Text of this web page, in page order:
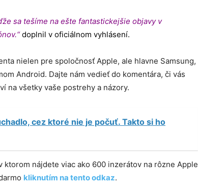
sa tešíme na ešte fantastickejšie objavy v
doplnil v oficiálnom vyhlásení.
nielen pre spoločnosť Apple, ale hlavne Samsung,
Android. Dajte nám vedieť do komentára, či vás
na všetky vaše postrehy a názory.
cez ktoré nie je počuť. Takto si ho
ktorom nájdete viac ako 600 inzerátov na rôzne Apple
kliknutím na tento odkaz.